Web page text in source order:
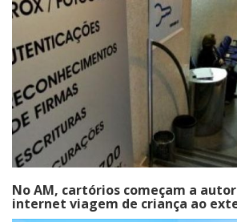
No AM, cartórios começam a
internet viagem de criança ao